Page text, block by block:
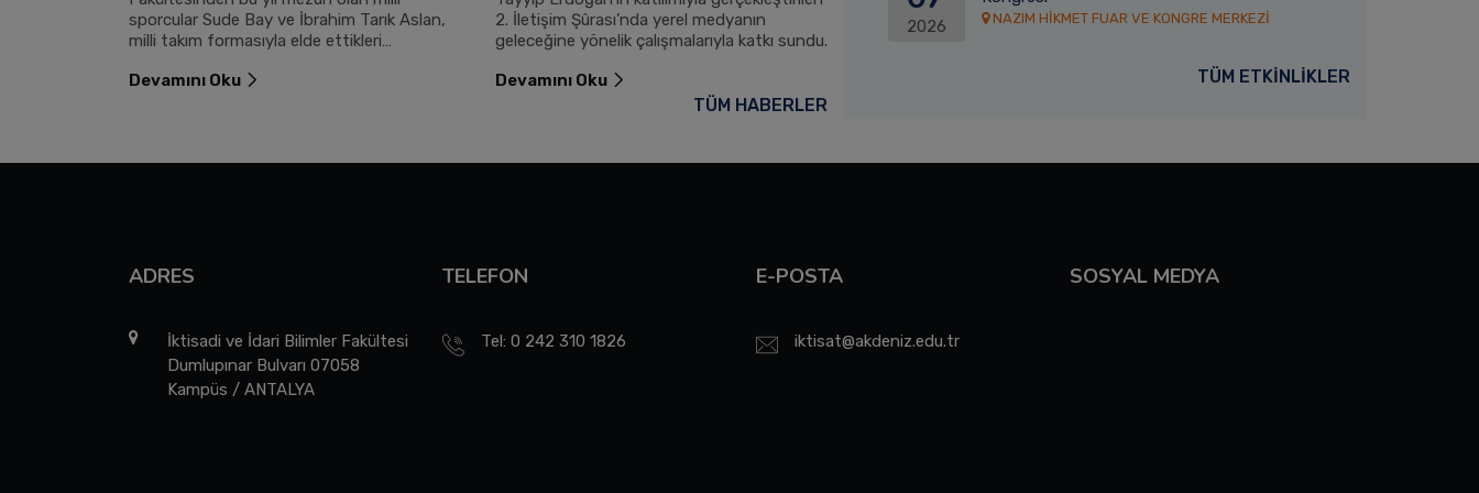
sporcular Sude Bay ve İbrahim Tarık Aslan,
milli takım formasıyla elde ettikleri
Türkiye’ye gurur yaşattı.
Devamını Oku
2. İletişim Şûrası’nda yerel medyanın
geleceğine yönelik çalışmalarıyla katkı sundu.
Devamını Oku
itfaiye aracını Kumluca’ya gönderdi.
dünyanın farklı ülkelerinden
Devamını Oku
TÜM HABERLER
2026 NAZIM HİKMET FUAR VE KONGRE MERKEZİ
TÜM ETKİNLİKLER
ADRES
İktisadi ve İdari Bilimler Fakültesi
Dumlupınar Bulvarı 07058
Kampüs / ANTALYA
TELEFON
Tel: 0 242 310 1826
E-POSTA
iktisat@akdeniz.edu.tr
SOSYAL MEDYA